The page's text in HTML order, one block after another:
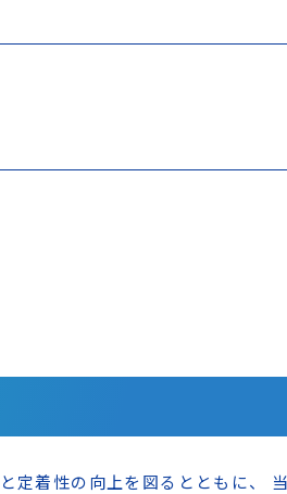
定着性の向上を図るとともに、